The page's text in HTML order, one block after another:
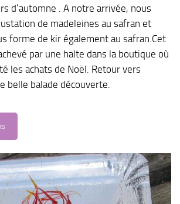
d’automne . A notre arrivée, nous
de madeleines au safran et
forme de kir également au safran.Cet
par une halte dans la boutique où
les achats de Noël. Retour vers
belle balade découverte.